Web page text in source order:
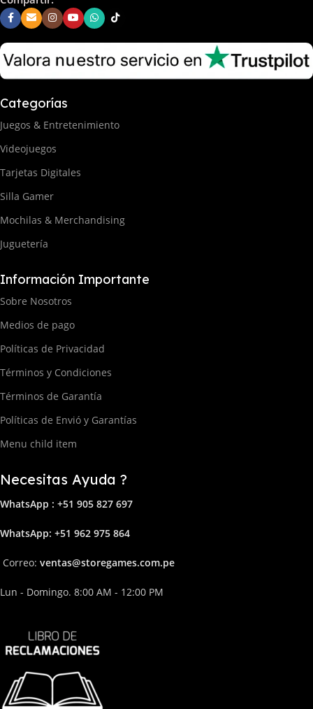
Categorías
Juegos & Entretenimiento
Videojuegos
Tarjetas Digitales
Silla Gamer
Mochilas & Merchandising
Juguetería
Información Importante
Sobre Nosotros
Medios de pago
Políticas de Privacidad
Términos y Condiciones
Términos de Garantía
Políticas de Envió y Garantías
Menu child item
Necesitas Ayuda ?
WhatsApp : +51 905 827 697
WhatsApp: +51 962 975 864
Correo: ventas@storegames.com.pe
Lun - Domingo. 8:00 AM - 12:00 PM